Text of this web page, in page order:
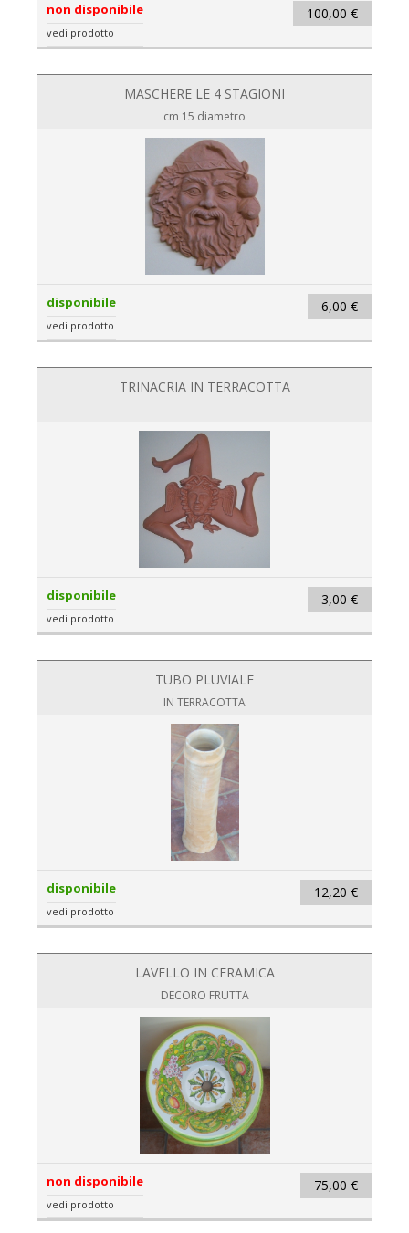
100,00 €
non disponibile
vedi prodotto
MASCHERE LE 4 STAGIONI
cm 15 diametro
6,00 €
disponibile
vedi prodotto
TRINACRIA IN TERRACOTTA
3,00 €
disponibile
vedi prodotto
TUBO PLUVIALE
IN TERRACOTTA
12,20 €
disponibile
vedi prodotto
LAVELLO IN CERAMICA
DECORO FRUTTA
75,00 €
non disponibile
vedi prodotto